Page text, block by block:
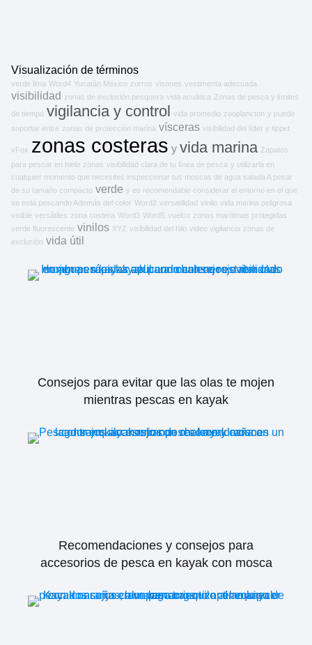
Visualización de términos
verde lima Word4 Yucatán México zorros visones vestimenta adecuada
visibilidad zonas de exclusión pesquera vida acuática Zonas de pesca y límites
de tiempo vigilancia y control vida promedio zooplancton y puede
soportar entre zonas de protección marina vísceras visibilidad del líder y tippet
vFox zonas costeras y vida marina Zapatos
para pescar en hielo zonas visibilidad clara de tu línea de pesca y utilizarla en
cualquier momento que necesites inspeccionar tus moscas de agua salada A pesar
de su tamaño compacto verde y es recomendable considerar el entorno en el que
se está pescando Además del color Word2 versatilidad vinilo vida marina peligrosa
visible versátiles zona costera Word3 Word5 vuelco zonas marítimas protegidas
verde fluorescente vinilos XYZ visibilidad del hilo video vigilancia zonas de
exclusión vida útil
Consejos para evitar que las olas te mojen
mientras pescas en kayak
Recomendaciones y consejos para
accesorios de pesca en kayak con mosca